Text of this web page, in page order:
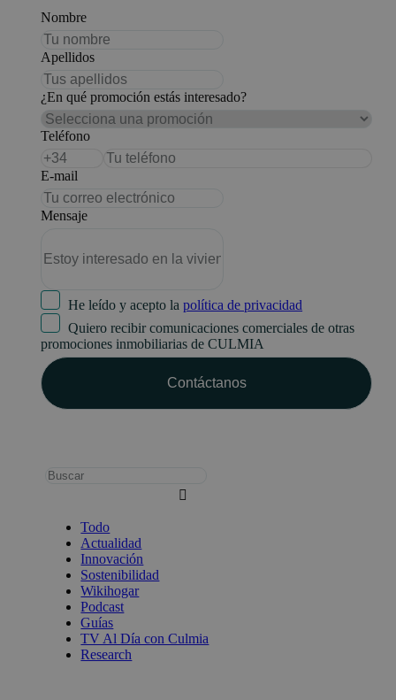
Nombre
Apellidos
¿En qué promoción estás interesado?
Teléfono
E-mail
Mensaje
He leído y acepto lapolítica de privacidad
Quiero recibir comunicaciones comerciales de otras
promociones inmobiliarias de CULMIA
Busca:
Todo
Actualidad
Innovación
Sostenibilidad
Wikihogar
Podcast
Guías
TV Al Día con Culmia
Research